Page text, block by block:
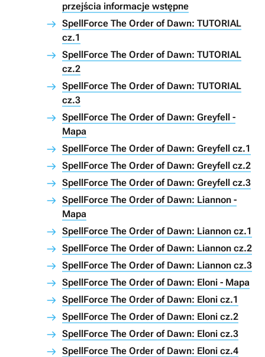
przejścia informacje wstępne
SpellForce The Order of Dawn: TUTORIAL
cz.1
SpellForce The Order of Dawn: TUTORIAL
cz.2
SpellForce The Order of Dawn: TUTORIAL
cz.3
SpellForce The Order of Dawn: Greyfell -
Mapa
SpellForce The Order of Dawn: Greyfell cz.1
SpellForce The Order of Dawn: Greyfell cz.2
SpellForce The Order of Dawn: Greyfell cz.3
SpellForce The Order of Dawn: Liannon -
Mapa
SpellForce The Order of Dawn: Liannon cz.1
SpellForce The Order of Dawn: Liannon cz.2
SpellForce The Order of Dawn: Liannon cz.3
SpellForce The Order of Dawn: Eloni - Mapa
SpellForce The Order of Dawn: Eloni cz.1
SpellForce The Order of Dawn: Eloni cz.2
SpellForce The Order of Dawn: Eloni cz.3
SpellForce The Order of Dawn: Eloni cz.4